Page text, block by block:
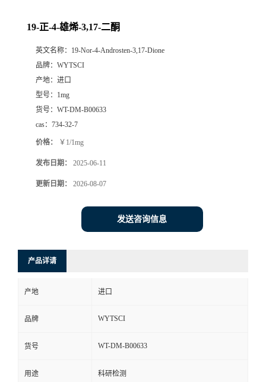
19-正-4-雄烯-3,17-二酮
英文名称： 19-Nor-4-Androsten-3,17-Dione
品牌： WYTSCI
产地： 进口
型号： 1mg
货号： WT-DM-B00633
cas： 734-32-7
价格： ￥1/1mg
发布日期： 2025-06-11
更新日期： 2026-08-07
发送咨询信息
产品详请
产地 进口
品牌 WYTSCI
货号 WT-DM-B00633
用途 科研检测